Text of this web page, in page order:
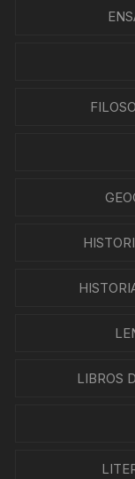
LIBROS